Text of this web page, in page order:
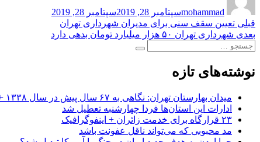
mohammadدر
سپتامبر 28, 2019 سپتامبر 28, 2019
راهبری
نوشته
قبلی نوشته
قبلی:
تعیین سقف سنی برای مدیران شهرداری تهران
بعدی نوشته
بعدی:
شهرداری تهران ۵۰ هزار میلیارد تومان بدهی دارد
جستجو
جستجو
نوشته‌های تازه
میدان بهارستان تهران: نگاهی به ۶۷ سال پیش در سال ۱۳۳۸ + عکس
ادارات این استان‌ها فردا چهارشنبه تعطیل شد
۲۳ قرارگاه برای خدمت زائران + اینفوگرافیک
مد محبوبی که می‌تواند ناقل عفونت باشد